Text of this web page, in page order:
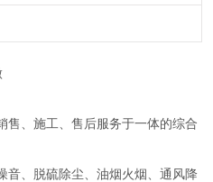
售、施工、售后服务于一体的综合
音、脱硫除尘、油烟火烟、通风降